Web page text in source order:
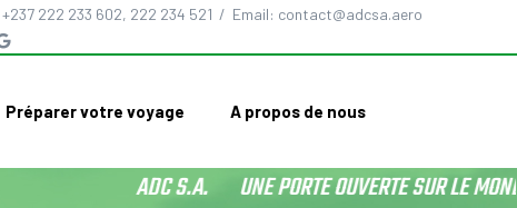
222 233 602, 222 234 521 / Email: contact@adcsa.aero
Préparer votre voyage A propos de nous
ADC S.A. UNE PORTE OUVERTE SUR LE MONDE